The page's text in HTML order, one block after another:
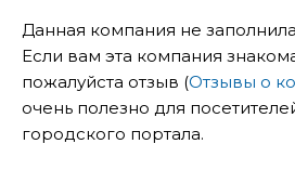
Данная компания не
Если вам эта компания
пожалуйста отзыв (Отзывы о
очень полезно для
городского портала.